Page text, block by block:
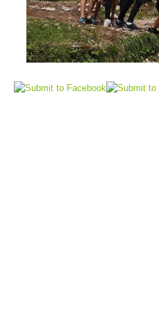
Sauvetage aérien